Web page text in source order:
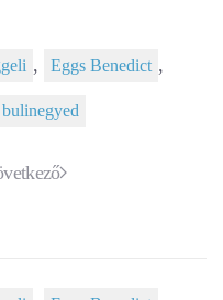
, Eggs Benedict ,
bulinegyed